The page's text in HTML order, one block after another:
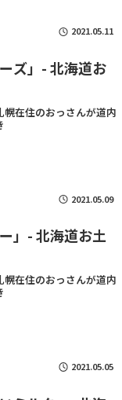
2021.05.11
ズ」- 北海道お
幌在住のおっさんが道内
2021.05.09
」- 北海道お土
幌在住のおっさんが道内
2021.05.05